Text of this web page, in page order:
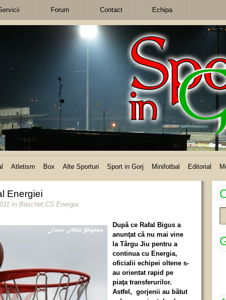
Forum Contact Echipa
Atletism Box Alte Sporturi Sport in Gorj Minifotbal Editorial
Energiei
In Baschet,CS Energia
După ce Rafal Bigus a
anunţat că nu mai vine
la Târgu Jiu pentru a
continua cu Energia,
oficialii echipei oltene s-
au orientat rapid pe
piaţa transferurilor.
Astfel, gorjenii au bătut